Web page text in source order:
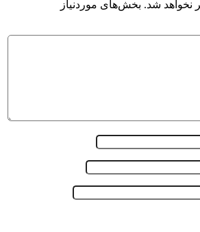
نخواهد شد. بخش‌های موردنیاز